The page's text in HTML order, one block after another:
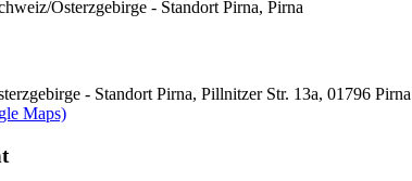
Osterzgebirge - Standort Pirna, Pirna
- Standort Pirna, Pillnitzer Str. 13a, 01796 Pirna
Maps)